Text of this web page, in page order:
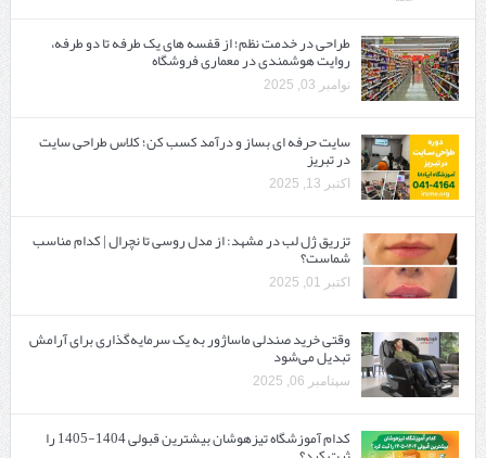
طراحی در خدمت نظم؛ از قفسه ‌های یک‌ طرفه تا دو طرفه،
روایت هوشمندی در معماری فروشگاه
نوامبر 03, 2025
سایت حرفه ‌ای بساز و درآمد کسب کن؛ کلاس طراحی سایت
در تبریز
اکتبر 13, 2025
تزریق ژل لب در مشهد: از مدل روسی تا نچرال | کدام مناسب
شماست؟
اکتبر 01, 2025
وقتی خرید صندلی ماساژور به یک سرمایه‌گذاری برای آرامش
تبدیل می‌شود
سپتامبر 06, 2025
کدام آموزشگاه تیزهوشان بیشترین قبولی 1404-1405 را